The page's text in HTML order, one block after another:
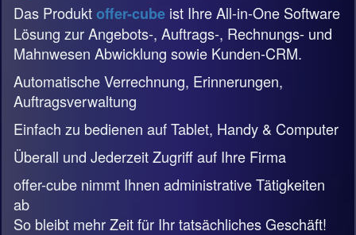
Das Produktoffer-cube ist Ihre All-in-One Software
Lösung zur Angebots-, Auftrags-, Rechnungs- und
Mahnwesen Abwicklung sowie Kunden-CRM.
Automatische Verrechnung, Erinnerungen,
Auftragsverwaltung
Einfach zu bedienen auf Tablet, Handy & Computer
Überall und Jederzeit Zugriff auf Ihre Firma
offer-cube nimmt Ihnen administrative Tätigkeiten
ab
So bleibt mehr Zeit für Ihr tatsächliches Geschäft!